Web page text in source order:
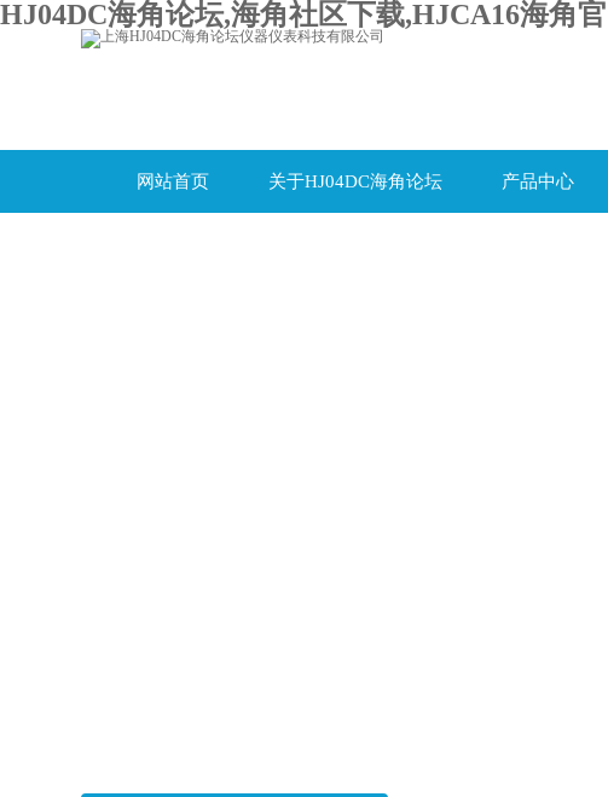
HJ04DC海角论坛,海角社区下载,HJCA16海角
网站首页 关于HJ04DC海角论坛 产品中心